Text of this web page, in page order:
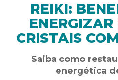
REIKI:
ENERGIZAR
CRISTAIS
Saiba como
energética